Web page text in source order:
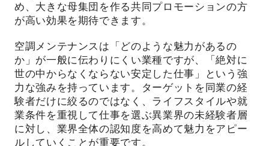
め、大きな母集団を作る共同プロモーションの方
が高い効果を期待できます。
空調メンテナンスは「どのような魅力があるの
か」が一般に伝わりにくい業種ですが、「絶対に
世の中からなくならない安定した仕事」という強
力な強みを持っています。ターゲットを同業の経
験者だけに絞るのではなく、ライフスタイルや就
業条件を重視して仕事を選ぶ異業界の未経験者層
に対し、業界全体の認知度を高めて魅力をアピー
ルしていくことが重要です。